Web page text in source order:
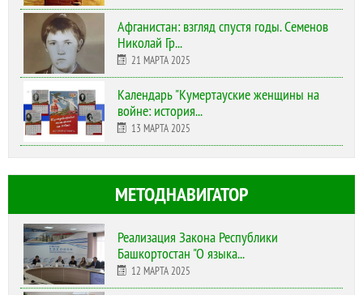
Афганистан: взгляд спустя годы. Семенов
Николай Гр...
21 МАРТА 2025
Календарь "Кумертауские женщины на
войне: история...
13 МАРТА 2025
МЕТОДНАВИГАТОР
Реализация Закона Республики
Башкортостан "О языка...
12 МАРТА 2025